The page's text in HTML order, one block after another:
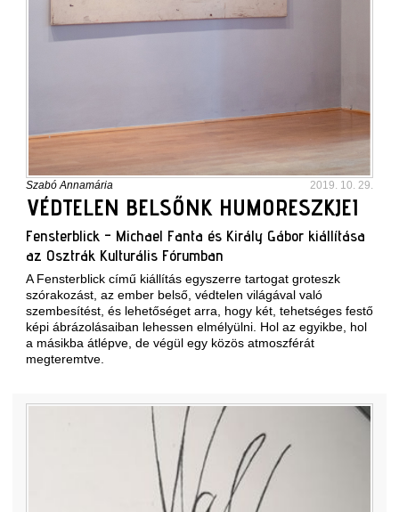
Szabó Annamária 2019. 10. 29.
VÉDTELEN BELSŐNK HUMORESZKJEI
Fensterblick - Michael Fanta és Király Gábor kiállítása
az Osztrák Kulturális Fórumban
A Fensterblick című kiállítás egyszerre tartogat groteszk
szórakozást, az ember belső, védtelen világával való
szembesítést, és lehetőséget arra, hogy két, tehetséges festő
képi ábrázolásaiban lehessen elmélyülni. Hol az egyikbe, hol
a másikba átlépve, de végül egy közös atmoszférát
megteremtve.